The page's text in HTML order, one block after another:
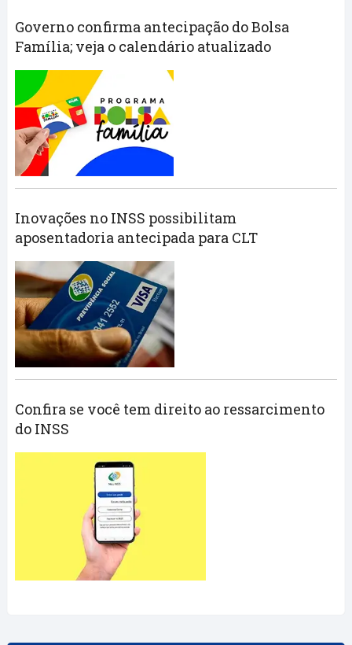
Governo confirma antecipação do Bolsa
Família; veja o calendário atualizado
Inovações no INSS possibilitam
aposentadoria antecipada para CLT
Confira se você tem direito ao ressarcimento
do INSS